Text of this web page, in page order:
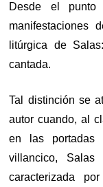
Desde el punto
manifestaciones
litúrgica de
cantada.
Tal distinción se
autor cuando, al
en las
villancico, Salas
caracterizada